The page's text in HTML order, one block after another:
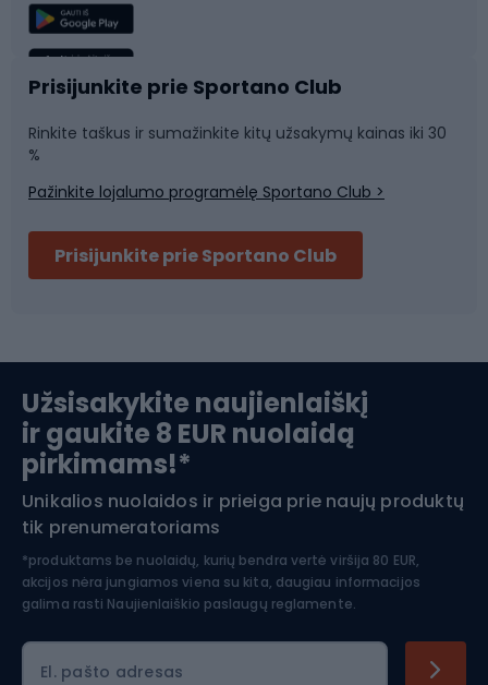
Žvejyba
Sportinė medicina
Plaukimas
Komandinis sportas
Slidinėjimas
Apranga žiemos sportui
Šiaurietiškas ėjimas
Prisijunkite prie Sportano Club
Rinkite taškus ir sumažinkite kitų užsakymų kainas iki 30
%
Pažinkite lojalumo programėlę Sportano Club >
Prisijunkite prie Sportano Club
Užsisakykite naujienlaiškį
ir gaukite 8 EUR nuolaidą
pirkimams!*
Unikalios nuolaidos ir prieiga prie naujų produktų
tik prenumeratoriams
*produktams be nuolaidų, kurių bendra vertė viršija 80 EUR,
akcijos nėra jungiamos viena su kita, daugiau informacijos
galima rasti Naujienlaiškio paslaugų reglamente.
El. pašto adresas